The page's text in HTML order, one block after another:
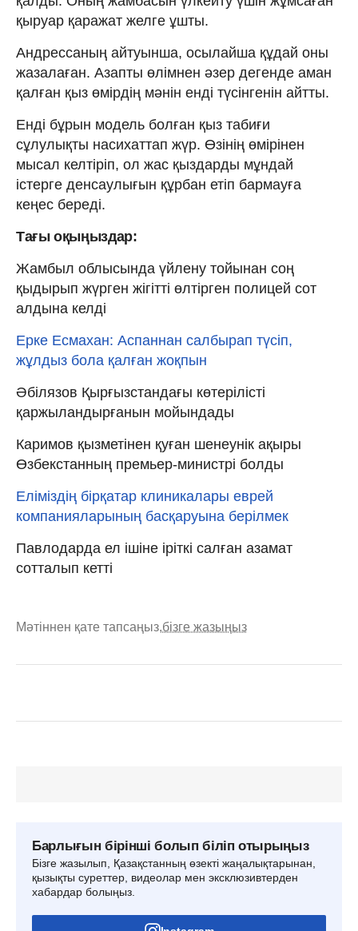
қыруар қаражат желге ұшты.
Андрессаның айтуынша, осылайша құдай оны
жазалаған. Азапты өлімнен әзер дегенде аман
қалған қыз өмірдің мәнін енді түсінгенін айтты.
Енді бұрын модель болған қыз табиғи
сұлулықты насихаттап жүр. Өзінің өмірінен
мысал келтіріп, ол жас қыздарды мұндай
істерге денсаулығын құрбан етіп бармауға
кеңес береді.
Тағы оқыңыздар:
Жамбыл облысында үйлену тойынан соң
қыдырып жүрген жігітті өлтірген полицей сот
алдына келді
Ерке Есмахан: Аспаннан салбырап түсіп,
жұлдыз бола қалған жоқпын
Әбілязов Қырғызстандағы көтерілісті
қаржыландырғанын мойындады
Каримов қызметінен қуған шенеунік ақыры
Өзбекстанның премьер-министрі болды
Еліміздің бірқатар клиникалары еврей
компанияларының басқаруына берілмек
Павлодарда ел ішіне іріткі салған азамат
сотталып кетті
Мәтіннен қате тапсаңыз,бізге жазыңыз
Барлығын бірінші болып біліп отырыңыз
Бізге жазылып, Қазақстанның өзекті жаңалықтарынан,
қызықты суреттер, видеолар мен эксклюзивтерден
хабардар болыңыз.